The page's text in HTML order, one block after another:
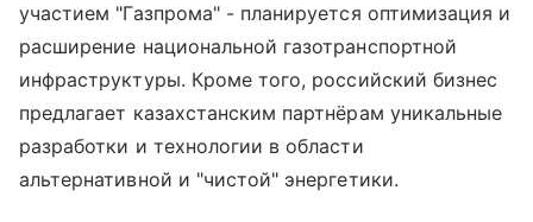
участием "Газпрома" - планируется оптимизация и
расширение национальной газотранспортной
инфраструктуры. Кроме того, российский бизнес
предлагает казахстанским партнёрам уникальные
разработки и технологии в области
альтернативной и "чистой" энергетики.